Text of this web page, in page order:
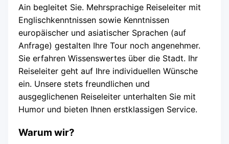
Ain begleitet Sie. Mehrsprachige Reiseleiter mit
Englischkenntnissen sowie Kenntnissen
europäischer und asiatischer Sprachen (auf
Anfrage) gestalten Ihre Tour noch angenehmer.
Sie erfahren Wissenswertes über die Stadt. Ihr
Reiseleiter geht auf Ihre individuellen Wünsche
ein. Unsere stets freundlichen und
ausgeglichenen Reiseleiter unterhalten Sie mit
Humor und bieten Ihnen erstklassigen Service.
Warum wir?